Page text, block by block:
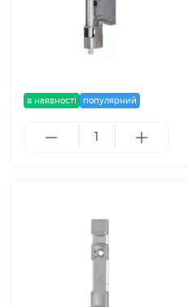
в наявності популярний